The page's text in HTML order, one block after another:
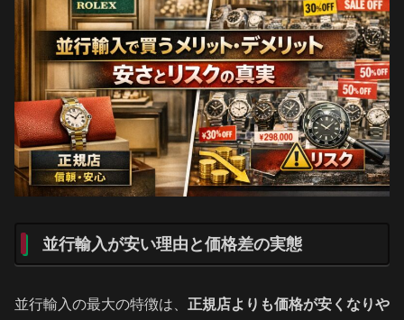
並行輸入が安い理由と価格差の実態
並行輸入の最大の特徴は、 正規店よりも価格が安くなりや